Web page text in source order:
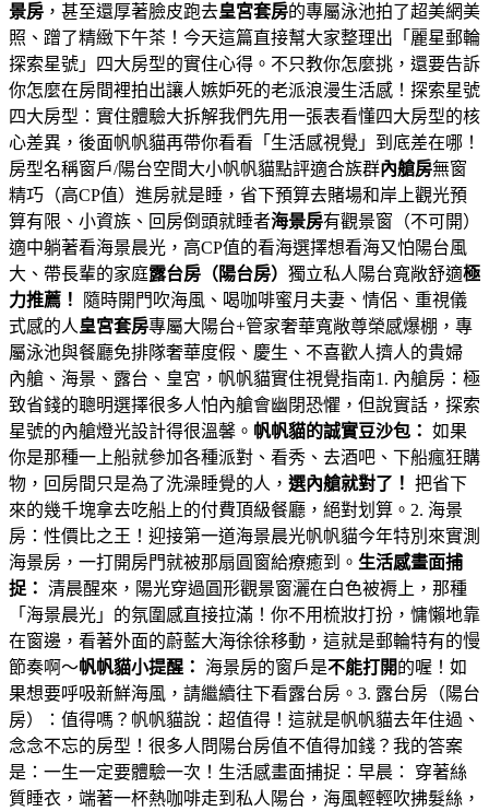
景房 ，甚至還厚著臉皮跑去皇宮套房的專屬泳池拍了超美網美
照、蹭了精緻下午茶！今天這篇直接幫大家整理出「麗星郵輪
探索星號」四大房型的實住心得。不只教你怎麼挑，還要告訴
你怎麼在房間裡拍出讓人嫉妒死的老派浪漫生活感！探索星號
四大房型：實住體驗大拆解我們先用一張表看懂四大房型的核
心差異，後面帆帆貓再帶你看看「生活感視覺」到底差在哪！
房型名稱窗戶/陽台空間大小帆帆貓點評適合族群內艙房無窗
精巧（高CP值）進房就是睡，省下預算去賭場和岸上觀光預
算有限、小資族、回房倒頭就睡者海景房有觀景窗（不可開）
適中躺著看海景晨光，高CP值的看海選擇想看海又怕陽台風
大、帶長輩的家庭露台房（陽台房） 獨立私人陽台寬敞舒適極
力推薦！
隨時開門吹海風、喝咖啡蜜月夫妻、情侶、重視儀
式感的人 皇宮套房專屬大陽台+管家奢華寬敞尊榮感爆棚，專
屬泳池與餐廳免排隊奢華度假、慶生、不喜歡人擠人的貴婦
內艙、海景、露台、皇宮，帆帆貓實住視覺指南1. 內艙房：極
致省錢的聰明選擇很多人怕內艙會幽閉恐懼，但說實話，探索
星號的內艙燈光設計得很溫馨。 帆帆貓的誠實豆沙包： 如果
你是那種一上船就參加各種派對、看秀、去酒吧、下船瘋狂購
物，回房間只是為了洗澡睡覺的人， 選內艙就對了！ 把省下
來的幾千塊拿去吃船上的付費頂級餐廳，絕對划算。2. 海景
房：性價比之王！迎接第一道海景晨光帆帆貓今年特別來實測
海景房，一打開房門就被那扇圓窗給療癒到。 生活感畫面捕
捉： 清晨醒來，陽光穿過圓形觀景窗灑在白色被褥上，那種
「海景晨光」的氛圍感直接拉滿！你不用梳妝打扮，慵懶地靠
在窗邊，看著外面的蔚藍大海徐徐移動，這就是郵輪特有的慢
節奏啊～帆帆貓小提醒： 海景房的窗戶是不能打開的喔！如
果想要呼吸新鮮海風，請繼續往下看露台房。3. 露台房（陽台
房）：值得嗎？帆帆貓說：超值得！這就是帆帆貓去年住過、
念念不忘的房型！很多人問陽台房值不值得加錢？我的答案
是：一生一定要體驗一次！生活感畫面捕捉：早晨： 穿著絲
質睡衣，端著一杯熱咖啡走到私人陽台，海風輕輕吹拂髮絲，